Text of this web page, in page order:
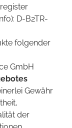
D-B2TR-
folgender
GmbH
Gewähr
der